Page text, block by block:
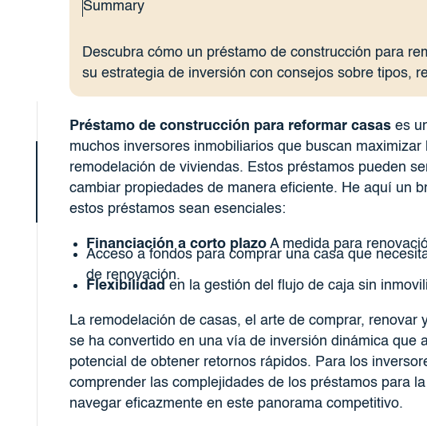
Summary
Descubra cómo un préstamo de construcción para
su estrategia de inversión con consejos sobre tipos,
Préstamo de construcción para reformar casases
muchos inversores inmobiliarios que buscan
remodelación de viviendas. Estos préstamos pueden
cambiar propiedades de manera eficiente. He aquí un
estos préstamos sean esenciales:
Financiación a corto plazoA medida para
Acceso a fondos para comprar una casa que
de renovación.
Flexibilidad en la gestión del flujo de caja sin
La remodelación de casas, el arte de comprar, renovar
se ha convertido en una vía de inversión dinámica que
potencial de obtener retornos rápidos. Para los
comprender las complejidades de los préstamos para
navegar eficazmente en este panorama competitivo.